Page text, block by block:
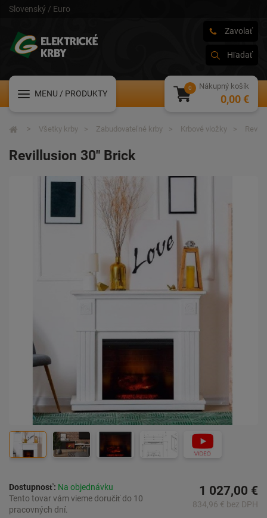
Slovenský / Euro
Zavolať
Hľadať
MENU / PRODUKTY
Nákupný košík
0,00 €
Revillusion 30" Brick
Dostupnosť: Na objednávku
Tento tovar vám vieme doručiť do 10
pracovných dní.
1 027,00 €
834,96 € bez DPH
Všetky krby Zabudovateľné krby Krbové vložky